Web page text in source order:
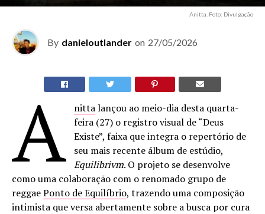
Anitta. Foto: Divulgação
By danieloutlander on 27/05/2026
A nittalançou ao meio-dia desta quarta-
feira (27) o registro visual de “Deus
Existe”, faixa que integra o repertório de
seu mais recente álbum de estúdio,
Equilibrivm. O projeto se desenvolve
como uma colaboração com o renomado grupo de
reggaePonto de Equilíbrio, trazendo uma composição
intimista que versa abertamente sobre a busca por cura